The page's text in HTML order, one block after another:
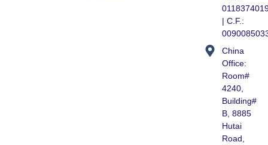
| C.F.:
China
Office:
Room#
4240,
Building#
B, 8885
Hutai
Road,